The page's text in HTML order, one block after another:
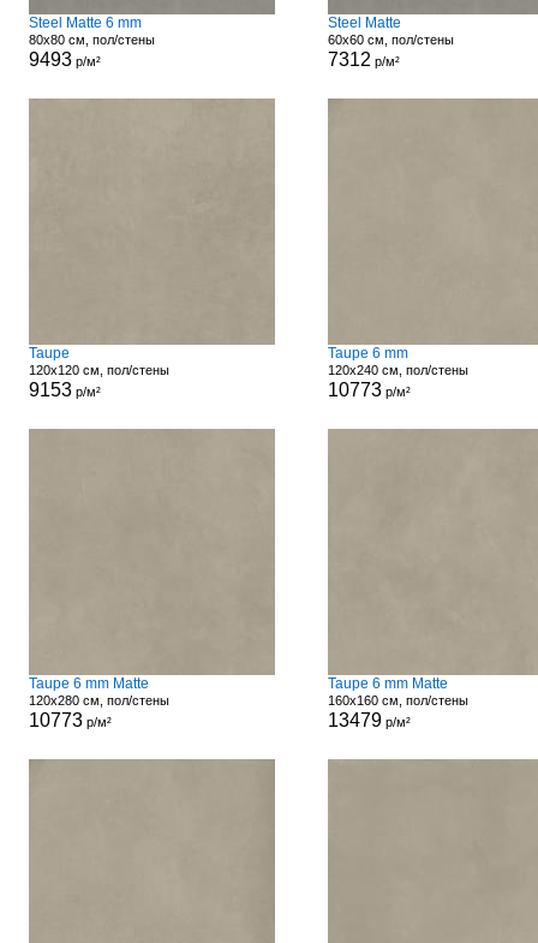
Steel Matte 6 mm
80x80 см, пол/стены
9493р/м²
Steel Matte
60x60 см, пол/стены
7312 р/м²
Taupe
120x120 см, пол/стены
9153р/м²
Taupe 6 mm
120x240 см, пол/стены
10773р/м²
Taupe 6 mm Matte
120x280 см, пол/стены
10773р/м²
Taupe 6 mm Matte
160x160 см, пол/стены
13479р/м²